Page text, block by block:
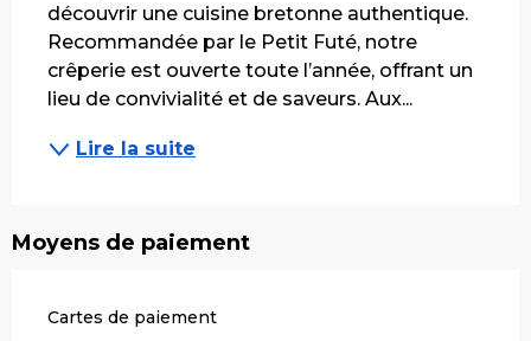
découvrir une cuisine bretonne authentique.
Recommandée par le Petit Futé, notre
crêperie est ouverte toute l’année, offrant un
lieu de convivialité et de saveurs. Aux...
Lire la suite
Moyens de paiement
Cartes de paiement